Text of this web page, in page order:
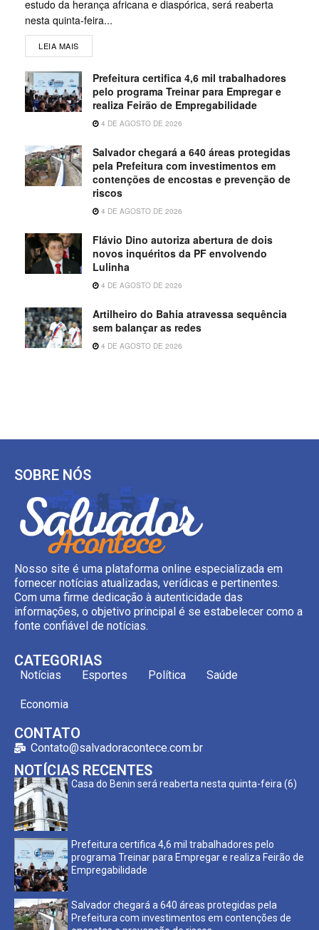
estudo da herança africana e diaspórica, será reaberta
nesta quinta-feira...
LEIA MAIS
Prefeitura certifica 4,6 mil trabalhadores
pelo programa Treinar para Empregar e
realiza Feirão de Empregabilidade
4 DE AGOSTO DE 2026
Salvador chegará a 640 áreas protegidas
pela Prefeitura com investimentos em
contenções de encostas e prevenção de
riscos
4 DE AGOSTO DE 2026
Flávio Dino autoriza abertura de dois
novos inquéritos da PF envolvendo
Lulinha
4 DE AGOSTO DE 2026
Artilheiro do Bahia atravessa sequência
sem balançar as redes
4 DE AGOSTO DE 2026
SOBRE NÓS
Nosso site é uma plataforma online especializada em
fornecer notícias atualizadas, verídicas e pertinentes.
Com uma firme dedicação à autenticidade das
informações, o objetivo principal é se estabelecer como a
fonte confiável de notícias.
CATEGORIAS
Notícias Esportes Política Saúde
Economia
CONTATO
Contato@salvadoracontece.com.br
NOTÍCIAS RECENTES
Casa do Benin será reaberta nesta quinta-feira (6)
Prefeitura certifica 4,6 mil trabalhadores pelo
programa Treinar para Empregar e realiza Feirão de
Empregabilidade
Salvador chegará a 640 áreas protegidas pela
Prefeitura com investimentos em contenções de